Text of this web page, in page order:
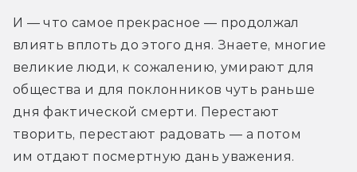
И — что самое прекрасное — продолжал
влиять вплоть до этого дня. Знаете, многие
великие люди, к сожалению, умирают для
общества и для поклонников чуть раньше
дня фактической смерти. Перестают
творить, перестают радовать — а потом
им отдают посмертную дань уважения.